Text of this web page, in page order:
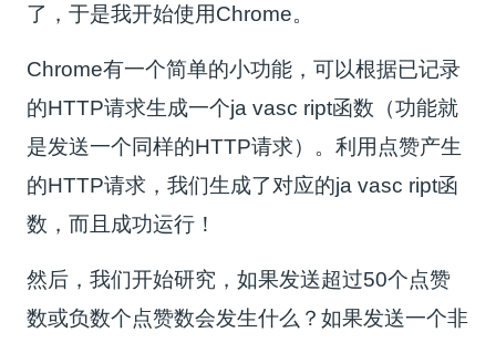
了，于是我开始使用Chrome。
Chrome有一个简单的小功能，可以根据已记录
的HTTP请求生成一个ja vasc ript函数（功能就
是发送一个同样的HTTP请求）。利用点赞产生
的HTTP请求，我们生成了对应的ja vasc ript函
数，而且成功运行！
然后，我们开始研究，如果发送超过50个点赞
数或负数个点赞数会发生什么？如果发送一个非